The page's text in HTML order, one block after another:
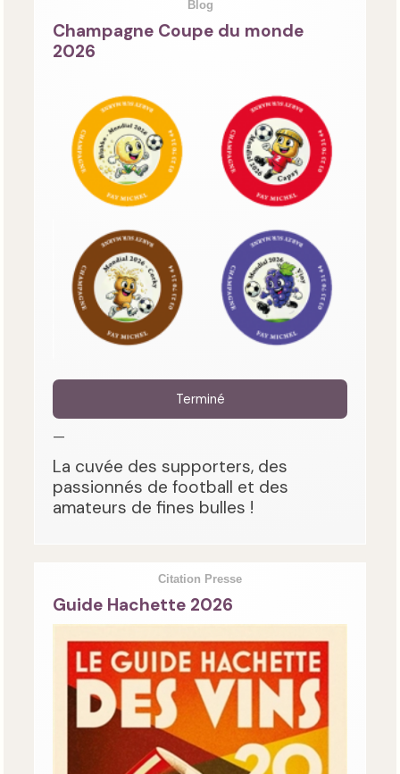
Blog
Champagne Coupe du monde
2026
Terminé
—
La cuvée des supporters, des
passionnés de football et des
amateurs de fines bulles !
Citation Presse
Guide Hachette 2026